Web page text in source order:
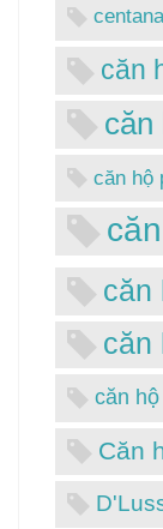
căn
căn
căn hộ
căn
căn
căn
Căn